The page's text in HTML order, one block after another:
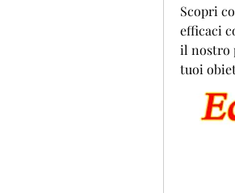
Scopri
efficaci
il nostro
tuoi